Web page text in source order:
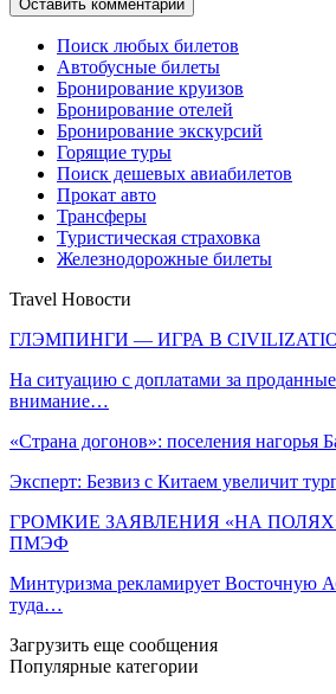
Поиск любых билетов
Автобусные билеты
Бронирование круизов
Бронирование отелей
Бронирование экскурсий
Горящие туры
Поиск дешевых авиабилетов
Прокат авто
Трансферы
Туристическая страховка
Железнодорожные билеты
Travel Новости
ГЛЭМПИНГИ — ИГРА В
На ситуацию с доплатами за
внимание…
«Страна догонов»: поселения нагорья
Эксперт: Безвиз с Китаем увеличит
ГРОМКИЕ ЗАЯВЛЕНИЯ «НА
ПМЭФ
Минтуризма рекламирует Восточную
туда…
Загрузить еще сообщения
Популярные категории